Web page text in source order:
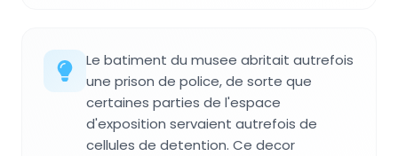
Le batiment du musee abritait autrefois
une prison de police, de sorte que
certaines parties de l'espace
d'exposition servaient autrefois de
cellules de detention. Ce decor